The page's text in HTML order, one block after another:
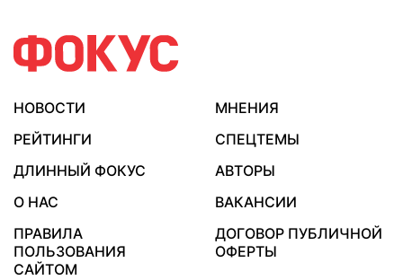
НОВОСТИ
МНЕНИЯ
РЕЙТИНГИ
СПЕЦТЕМЫ
ДЛИННЫЙ ФОКУС
АВТОРЫ
О НАС
ВАКАНСИИ
ПРАВИЛА
ПОЛЬЗОВАНИЯ
САЙТОМ
ДОГОВОР ПУБЛИЧНОЙ
ОФЕРТЫ